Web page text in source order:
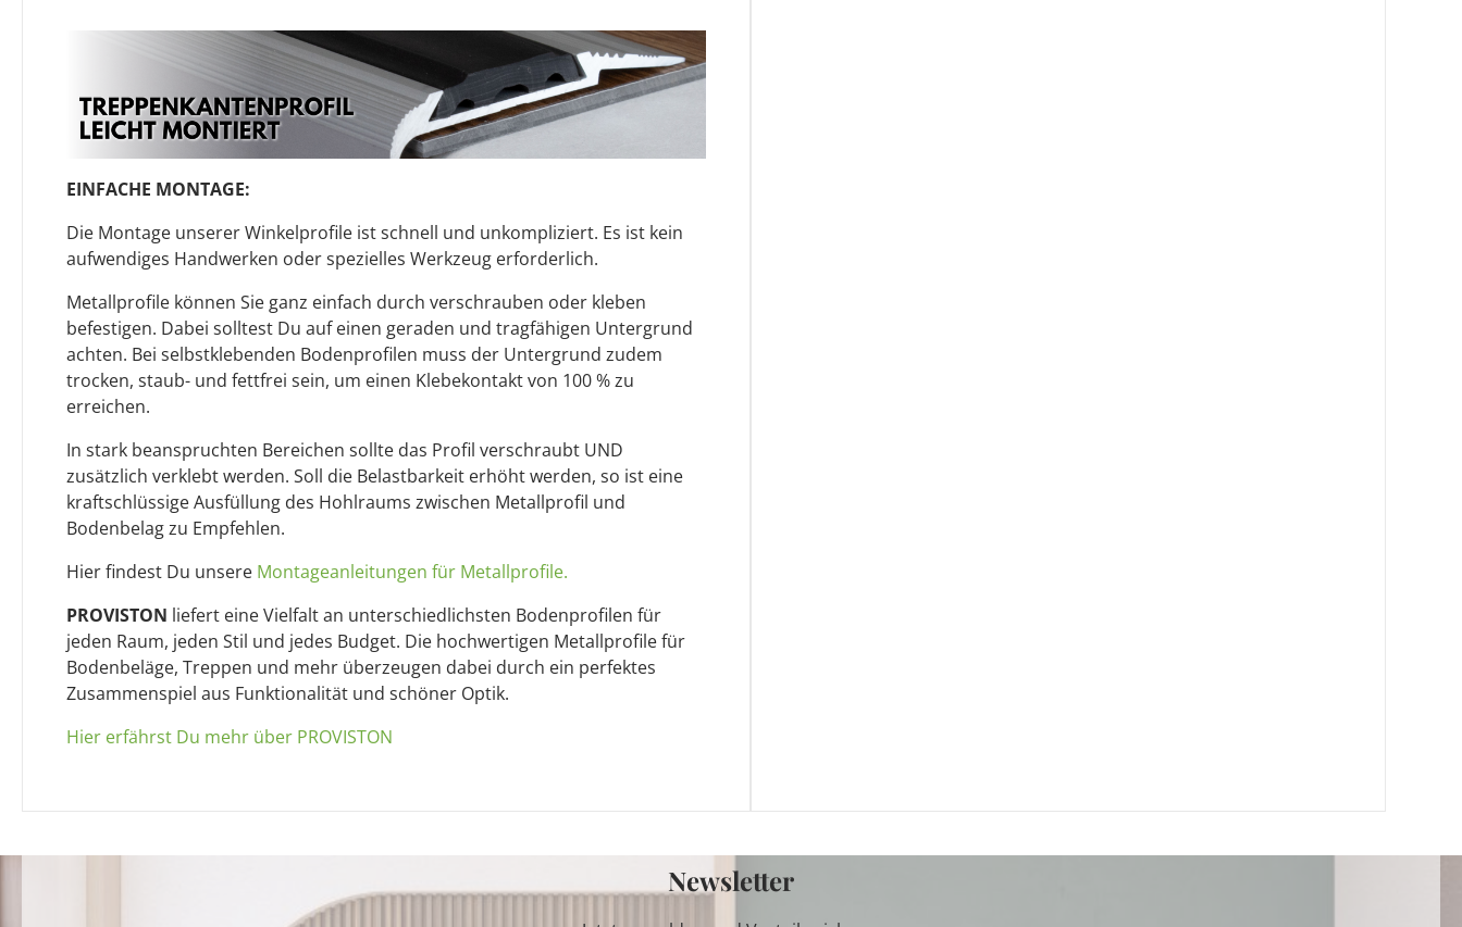
EINFACHE MONTAGE:
Die Montage unserer Winkelprofile ist schnell und unkompliziert. Es ist kein
aufwendiges Handwerken oder spezielles Werkzeug erforderlich.
Metallprofile können Sie ganz einfach durch verschrauben oder kleben
befestigen. Dabei solltest Du auf einen geraden und tragfähigen Untergrund
achten. Bei selbstklebenden Bodenprofilen muss der Untergrund zudem
trocken, staub- und fettfrei sein, um einen Klebekontakt von 100 % zu
erreichen.
In stark beanspruchten Bereichen sollte das Profil verschraubt UND
zusätzlich verklebt werden. Soll die Belastbarkeit erhöht werden, so ist eine
kraftschlüssige Ausfüllung des Hohlraums zwischen Metallprofil und
Bodenbelag zu Empfehlen.
Hier findest Du unsere Montageanleitungen für Metallprofile.
PROVISTON liefert eine Vielfalt an unterschiedlichsten Bodenprofilen für
jeden Raum, jeden Stil und jedes Budget. Die hochwertigen Metallprofile für
Bodenbeläge, Treppen und mehr überzeugen dabei durch ein perfektes
Zusammenspiel aus Funktionalität und schöner Optik.
Hier erfährst Du mehr über PROVISTON
Newsletter